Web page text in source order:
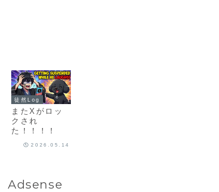
徒然Log
またXがロッ
クされ
た！！！！
2026.05.14
Adsense